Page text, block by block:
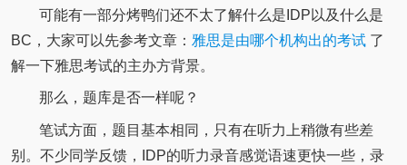
可能有一部分烤鸭们还不太了解什么是IDP以及什么是
BC，大家可以先参考文章： 雅思是由哪个机构出的考试了
解一下雅思考试的主办方背景。
那么，题库是否一样呢？
笔试方面，题目基本相同，只有在听力上稍微有些差
别。不少同学反馈，IDP的听力录音感觉语速更快一些，录